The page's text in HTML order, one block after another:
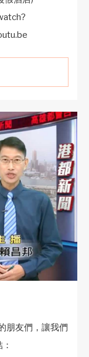
朋友們，讓我們